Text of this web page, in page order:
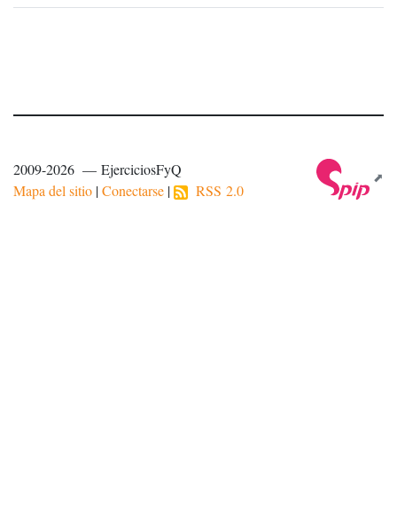
2009-2026 — EjerciciosFyQ
Mapa del sitio |Conectarse | RSS 2.0